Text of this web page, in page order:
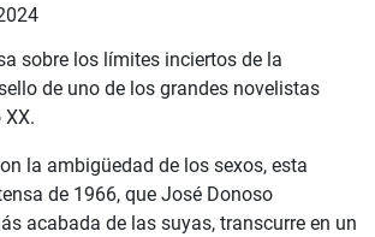
sobre los límites inciertos de la
de uno de los grandes novelistas
la ambigüedad de los sexos, esta
de 1966, que José Donoso
acabada de las suyas, transcurre en un